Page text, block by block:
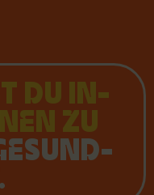
DU IN­
ZU